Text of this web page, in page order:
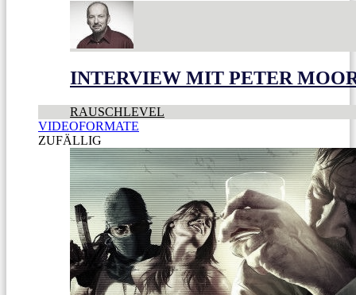
INTERVIEW MIT PETER
RAUSCHLEVEL
VIDEOFORMATE
ZUFÄLLIG